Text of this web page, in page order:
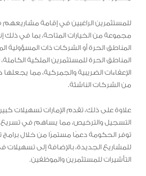
للمستثمرين الراغبين في إقامة مشاريعهم
مجموعة من الخيارات المتاحة، بما في ذلك
المناطق الحرة أو الشركات ذات المسؤولية
المناطق الحرة للمستثمرين الملكية الكاملة،
الإعفاءات الضريبية والجمركية، مما يجعلها
من الشركات الناشئة.
علاوة على ذلك، تقدم الإمارات تسهيلات
التسجيل والترخيص، مما يساهم في تسريع
توفر الحكومة دعمًا مستمرًا من خلال برامج
للمشاريع الجديدة، بالإضافة إلى
التأشيرات للمستثمرين والموظفين.